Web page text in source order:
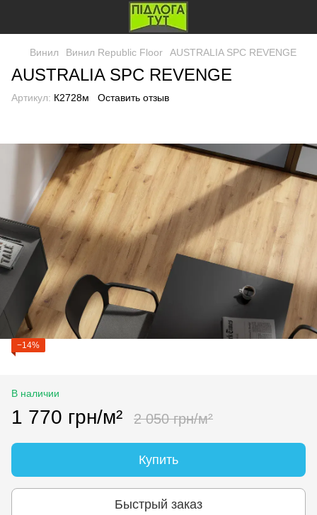
Винил Винил Republic Floor AUSTRALIA SPC REVENGE
AUSTRALIA SPC REVENGE
Артикул: К2728м Оставить отзыв
−14%
В наличии
1 770 грн/м² 2 050 грн/м²
Купить
Быстрый заказ